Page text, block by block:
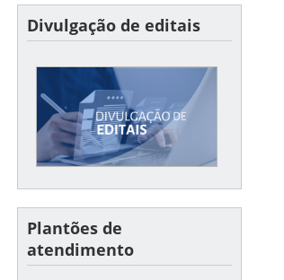
Divulgação de editais
Plantões de
atendimento